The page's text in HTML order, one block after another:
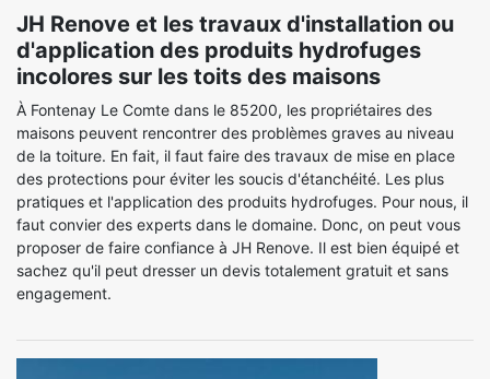
JH Renove et les travaux d'installation ou
d'application des produits hydrofuges
incolores sur les toits des maisons
À Fontenay Le Comte dans le 85200, les propriétaires des
maisons peuvent rencontrer des problèmes graves au niveau
de la toiture. En fait, il faut faire des travaux de mise en place
des protections pour éviter les soucis d'étanchéité. Les plus
pratiques et l'application des produits hydrofuges. Pour nous, il
faut convier des experts dans le domaine. Donc, on peut vous
proposer de faire confiance à JH Renove. Il est bien équipé et
sachez qu'il peut dresser un devis totalement gratuit et sans
engagement.